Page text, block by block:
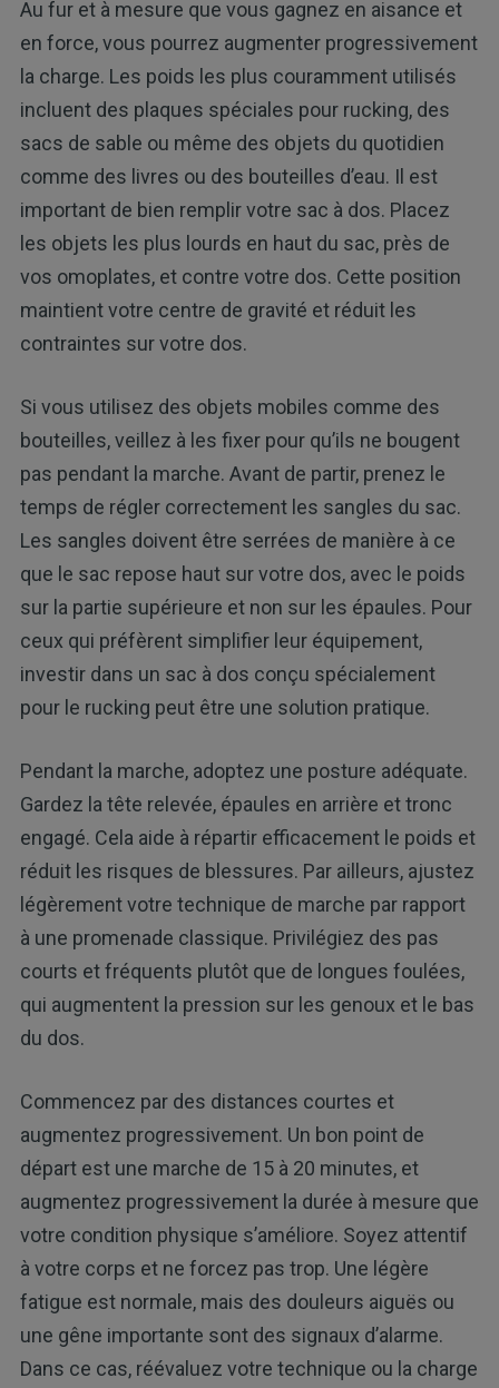
Au fur et à mesure que vous gagnez en aisance et
en force, vous pourrez augmenter progressivement
la charge. Les poids les plus couramment utilisés
incluent des plaques spéciales pour rucking, des
sacs de sable ou même des objets du quotidien
comme des livres ou des bouteilles d’eau. Il est
important de bien remplir votre sac à dos. Placez
les objets les plus lourds en haut du sac, près de
vos omoplates, et contre votre dos. Cette position
maintient votre centre de gravité et réduit les
contraintes sur votre dos.
Si vous utilisez des objets mobiles comme des
bouteilles, veillez à les fixer pour qu’ils ne bougent
pas pendant la marche. Avant de partir, prenez le
temps de régler correctement les sangles du sac.
Les sangles doivent être serrées de manière à ce
que le sac repose haut sur votre dos, avec le poids
sur la partie supérieure et non sur les épaules. Pour
ceux qui préfèrent simplifier leur équipement,
investir dans un sac à dos conçu spécialement
pour le rucking peut être une solution pratique.
Pendant la marche, adoptez une posture adéquate.
Gardez la tête relevée, épaules en arrière et tronc
engagé. Cela aide à répartir efficacement le poids et
réduit les risques de blessures. Par ailleurs, ajustez
légèrement votre technique de marche par rapport
à une promenade classique. Privilégiez des pas
courts et fréquents plutôt que de longues foulées,
qui augmentent la pression sur les genoux et le bas
du dos.
Commencez par des distances courtes et
augmentez progressivement. Un bon point de
départ est une marche de 15 à 20 minutes, et
augmentez progressivement la durée à mesure que
votre condition physique s’améliore. Soyez attentif
à votre corps et ne forcez pas trop. Une légère
fatigue est normale, mais des douleurs aiguës ou
une gêne importante sont des signaux d’alarme.
Dans ce cas, réévaluez votre technique ou la charge